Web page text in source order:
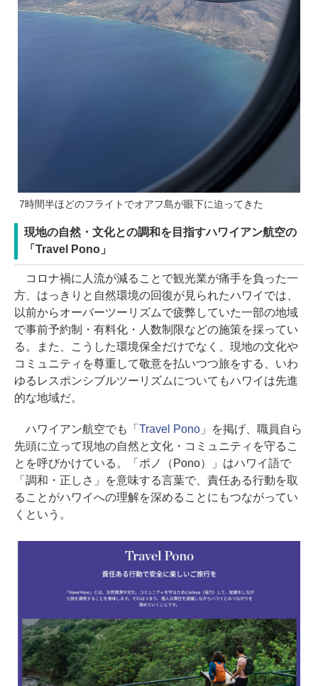
7時間半ほどのフライトでオアフ島が眼下に迫ってきた
現地の自然・文化との調和を目指すハワイアン航空の
「Travel Pono」
コロナ禍に人流が減ることで観光業が痛手を負った一
方、はっきりと自然環境の回復が見られたハワイでは、
以前からオーバーツーリズムで疲弊していた一部の地域
で事前予約制・有料化・人数制限などの施策を採ってい
る。また、こうした環境保全だけでなく、現地の文化や
コミュニティを尊重して敬意を払いつつ旅をする、いわ
ゆるレスポンシブルツーリズムについてもハワイは先進
的な地域だ。
ハワイアン航空でも「 Travel Pono」を掲げ、職員自ら
先頭に立って現地の自然と文化・コミュニティを守るこ
とを呼びかけている。「ポノ（Pono）」はハワイ語で
「調和・正しさ」を意味する言葉で、責任ある行動を取
ることがハワイへの理解を深めることにもつながってい
くという。